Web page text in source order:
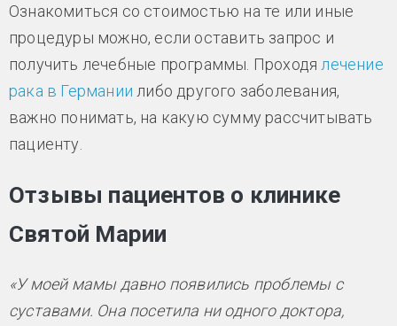
Ознакомиться со стоимостью на те или иные
процедуры можно, если оставить запрос и
получить лечебные программы. Проходя лечение
рака в Германии либо другого заболевания,
важно понимать, на какую сумму рассчитывать
пациенту.
Отзывы пациентов о клинике
Святой Марии
«У моей мамы давно появились проблемы с
суставами. Она посетила ни одного доктора,